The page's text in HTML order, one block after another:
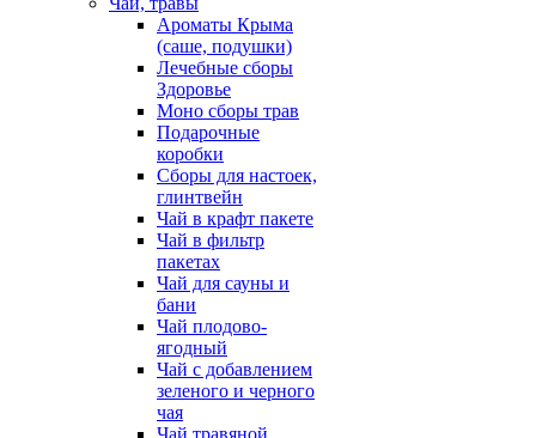
Ароматы Крыма
(саше, подушки)
Лечебные сборы
Здоровье
Моно сборы трав
Подарочные
коробки
Сборы для настоек,
глинтвейн
Чай в крафт пакете
Чай в фильтр
пакетах
Чай для сауны и
бани
Чай плодово-
ягодный
Чай с добавлением
зеленого и черного
чая
Чай травяной